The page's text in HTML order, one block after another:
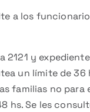
a los
y
un límite de 36
familias no para
hs. Se les